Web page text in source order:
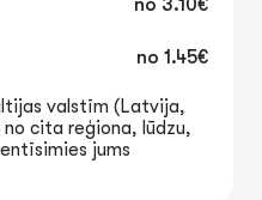
no 3.10€
no 1.45€
valstīm (Latvija,
cita reģiona, lūdzu,
jums